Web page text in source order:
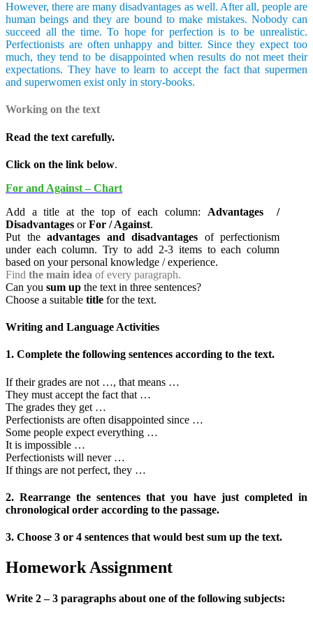
However, there are many disadvantages as well. After all, people are
human beings and they are bound to make mistakes. Nobody can
succeed all the time. To hope for perfection is to be unrealistic.
Perfectionists are often unhappy and bitter. Since they expect too
much, they tend to be disappointed when results do not meet their
expectations. They have to learn to accept the fact that supermen
and superwomen exist only in story-books.
Working on the text
Read the text carefully.
Click on the link below.
For and Against – Chart
Add a title at the top of each column: Advantages
/
Disadvantages orFor / Against.
Put the advantages and disadvantages of perfectionism
under each column. Try to add 2-3 items to each column
based on your personal knowledge / experience.
Find the main idea of every paragraph.
Can you sum up the text in three sentences?
Choose a suitable title for the text.
Writing and Language Activities
1. Complete the following sentences according to the text.
If their grades are not …, that means …
They must accept the fact that …
The grades they get …
Perfectionists are often disappointed since …
Some people expect everything …
It is impossible …
Perfectionists will never …
If things are not perfect, they …
2. Rearrange the sentences that you have just completed in
chronological order according to the passage.
3. Choose 3 or 4 sentences that would best sum up the text.
Homework Assignment
Write 2 – 3 paragraphs about one of the following subjects: